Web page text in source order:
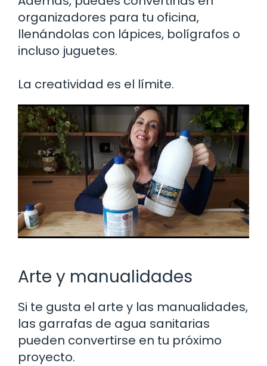
organizadores para tu oficina,
llenándolas con lápices, bolígrafos o
incluso juguetes.
La creatividad es el límite.
Arte y manualidades
Si te gusta el arte y las manualidades,
las garrafas de agua sanitarias
pueden convertirse en tu próximo
proyecto.